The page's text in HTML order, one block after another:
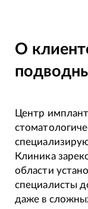
О
Центр
Клиника
области
специалисты
даже в